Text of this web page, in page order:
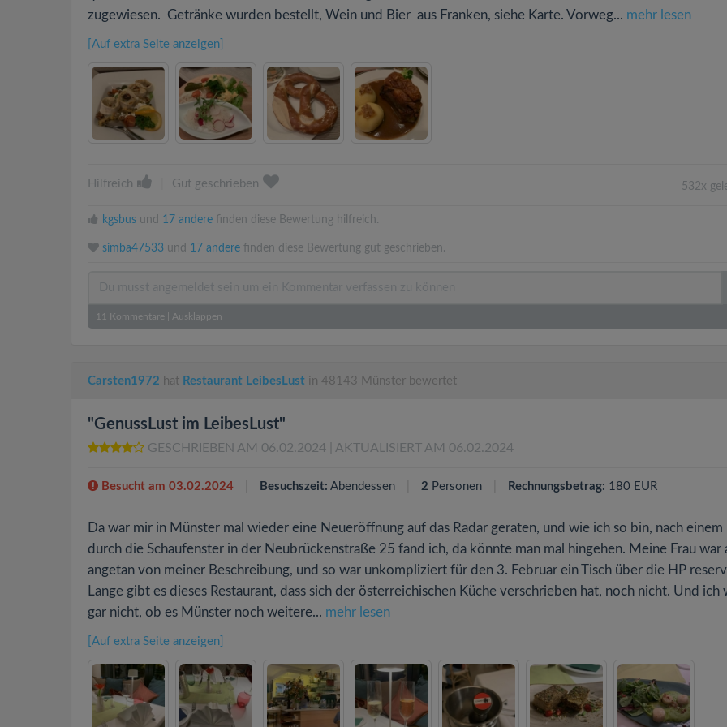
zugewiesen. Getränke wurden bestellt, Wein und Bier aus Franken, siehe Karte. Vorweg... mehr lesen
[Auf extra Seite anzeigen]
Hilfreich Gut geschrieben 532x
kgsbus und 17 andere finden diese Bewertung hilfreich.
simba47533 und 17 andere finden diese Bewertung gut geschrieben.
11 Kommentare Ausklappen
Carsten1972 hat Restaurant LeibesLust in 48143 Münster bewertet
"GenussLust im LeibesLust"
GESCHRIEBEN AM 06.02.2024 | AKTUALISIERT AM 06.02.2024
Besucht am 03.02.2024 Besuchszeit: Abendessen 2 Personen Rechnungsbetrag: 180 EUR
Da war mir in Münster mal wieder eine Neueröffnung auf das Radar geraten, und wie ich so bin, nach einem
durch die Schaufenster in der Neubrückenstraße 25 fand ich, da könnte man mal hingehen. Meine Frau war
angetan von meiner Beschreibung, und so war unkompliziert für den 3. Februar ein Tisch über die HP
Lange gibt es dieses Restaurant, dass sich der österreichischen Küche verschrieben hat, noch nicht. Und ich
gar nicht, ob es Münster noch weitere... mehr lesen
[Auf extra Seite anzeigen]